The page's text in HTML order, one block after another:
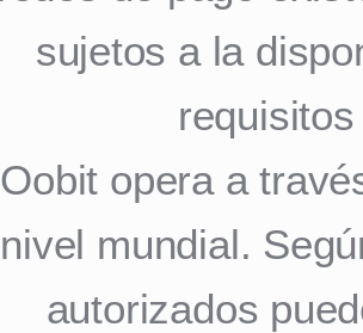
sujetos a la
Oobit opera a
nivel mundial.
autorizados